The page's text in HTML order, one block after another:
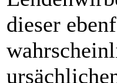
dieser